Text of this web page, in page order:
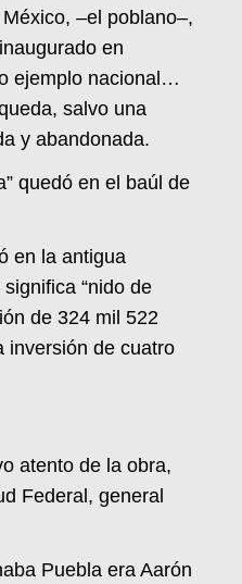
–el poblano–,
en
ejemplo nacional…
salvo una
y abandonada.
quedó en el baúl de
en la antigua
“nido de
de 324 mil 522
inversión de cuatro
atento de la obra,
Federal, general
Puebla era Aarón